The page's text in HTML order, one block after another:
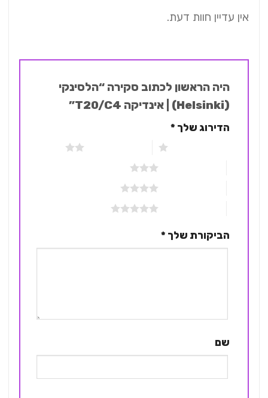
אין עדיין חוות דעת.
היה הראשון לכתוב סקירה “הלסינקי
הדירוג שלך*
2 מתוך 5 כוכבים
הביקורת שלך*
שם